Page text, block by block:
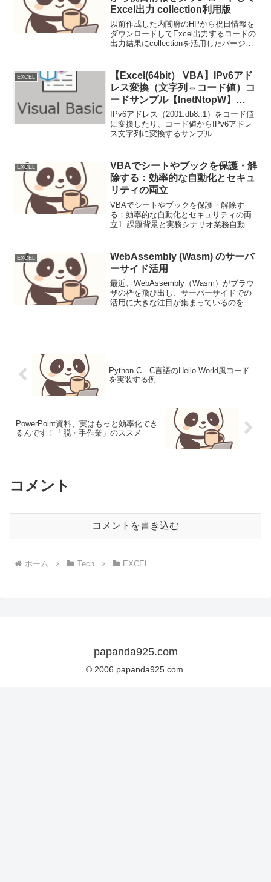
Excel出力 collection利用版
以前作成した内閣府のHPから祝日情報を
ダウンロードしてExcel出力するコードの
出力結果にcollectionを活用したバージョ
なる。
EXCEL
【Excel(64bit） VBA】IPv6アド
レス変換（文字列⇔コード値）コ
ードサンプル【InetNtopW】
【InetPtonW】利用例
IPv6アドレス（2001:db8::1）をコード値
に変換したり、コード値からIPv6アドレ
ス文字列に変換するサンプル
EXCEL
VBAでシートやブックを保護・解
除する：効率的な自動化とセキュ
リティの両立
VBAでシートやブックを保護・解除す
る：効率的な自動化とセキュリティの両
立1. 課題背景と実務シナリオ業務自動化
やブックの保護設定を適切に管理しない
と、予期せぬ...
EXCEL
WebAssembly (Wasm) のサーバ
ーサイド活用
最近、WebAssembly（Wasm）がブラウ
ザの枠を飛び出し、サーバーサイドでの
活用に大きな注目が集まっているのをご
Python C C言語のHello World風コード
を実装する例
PowerPoint資料、実はもっと効率化でき
るんです！「脱・手作業」のススメ
コメント
コメントを書き込む
ホーム Tech EXCEL
papanda925.com
© 2006 papanda925.com.